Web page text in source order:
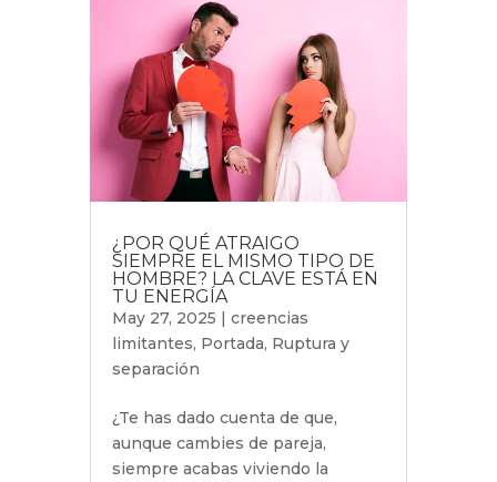
¿POR QUÉ ATRAIGO
SIEMPRE EL MISMO TIPO DE
HOMBRE? LA CLAVE ESTÁ EN
TU ENERGÍA
May 27, 2025 | creencias
limitantes, Portada, Ruptura y
separación
¿Te has dado cuenta de que,
aunque cambies de pareja,
siempre acabas viviendo la